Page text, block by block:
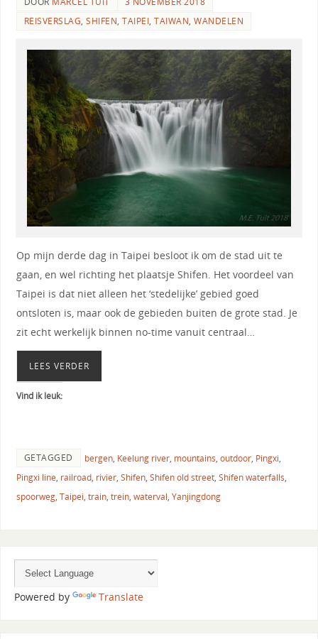
REISVERSLAG,SHIFEN,TAIPEI,TAIWAN,WANDELEN
Op mijn derde dag in Taipei besloot ik om de stad uit te
gaan, en wel richting het plaatsje Shifen. Het voordeel van
Taipei is dat niet alleen het ‘stedelijke’ gebied goed
ontsloten is, maar ook de gebieden buiten de grote stad. Je
zit echt werkelijk binnen no-time vanuit centraal…
LEES VERDER
Vind ik leuk:
GETAGGED bergen, Keelung river, mountains, outdoor, Pingxi,
Pingxi line, railroad, rivier, Shifen, Shifen old street, Shifen waterfalls,
spoorweg, Taipei, train, trein, waterval, Yanjingdong
Powered by Translate